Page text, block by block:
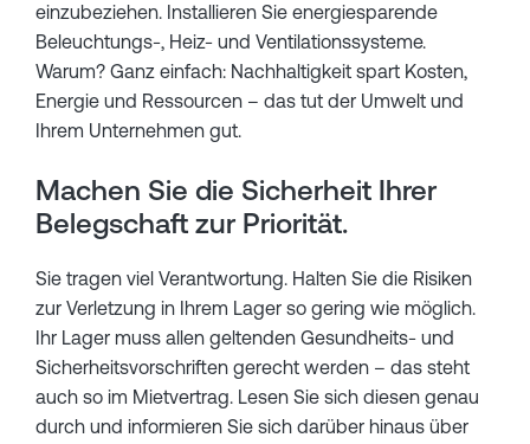
einzubeziehen. Installieren Sie energiesparende
Beleuchtungs-, Heiz- und Ventilationssysteme.
Warum? Ganz einfach: Nachhaltigkeit spart Kosten,
Energie und Ressourcen – das tut der Umwelt und
Ihrem Unternehmen gut.
Machen Sie die Sicherheit Ihrer
Belegschaft zur Priorität.
Sie tragen viel Verantwortung. Halten Sie die Risiken
zur Verletzung in Ihrem Lager so gering wie möglich.
Ihr Lager muss allen geltenden Gesundheits- und
Sicherheitsvorschriften gerecht werden – das steht
auch so im Mietvertrag. Lesen Sie sich diesen genau
durch und informieren Sie sich darüber hinaus über